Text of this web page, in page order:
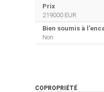
Prix
219000 EUR
Bien soumis à
Non
COPROPRIÉTÉ